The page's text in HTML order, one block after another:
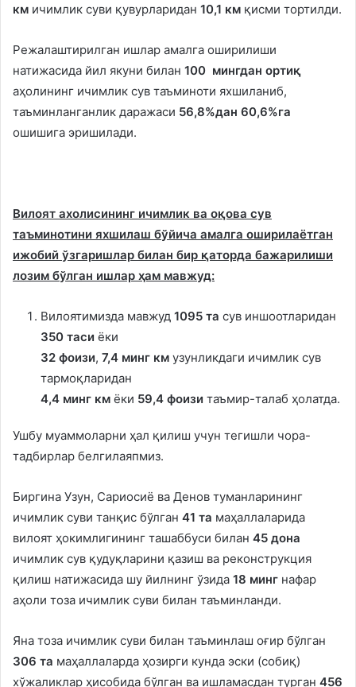
км ичимлик суви қувурларидан 10,1 км қисми тортилди.
Режалаштирилган ишлар амалга оширилиши
натижасида йил якуни билан 100 мингдан ортиқ
аҳолининг ичимлик сув таъминоти яхшиланиб,
таъминланганлик даражаси 56,8%дан 60,6%га
ошишига эришилади.
Вилоят ахолисининг ичимлик ва оқова сув
таъминотини яхшилаш бўйича амалга оширилаётган
ижобий ўзгаришлар билан бир қаторда бажарилиши
лозим бўлган ишлар ҳам мавжуд:
Вилоятимизда мавжуд 1095 та сув иншоотларидан
350 таси ёки
32 фоизи, 7,4 минг км узунликдаги ичимлик сув
тармоқларидан
4,4 минг км ёки 59,4 фоизи таъмир-талаб ҳолатда.
Ушбу муаммоларни ҳал қилиш учун тегишли чора-
тадбирлар белгилаяпмиз.
Биргина Узун, Сариосиё ва Денов туманларининг
ичимлик суви танқис бўлган 41 та маҳаллаларида
вилоят ҳокимлигининг ташаббуси билан 45 дона
ичимлик сув қудуқларини қазиш ва реконструкция
қилиш натижасида шу йилнинг ўзида 18 минг нафар
аҳоли тоза ичимлик суви билан таъминланди.
Яна тоза ичимлик суви билан таъминлаш оғир бўлган
306 та маҳаллаларда ҳозирги кунда эски (собиқ)
хўжаликлар ҳисобида бўлган ва ишламасдан турган 456